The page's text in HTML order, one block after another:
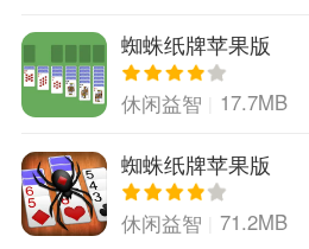
蜘蛛纸牌苹果版
休闲益智 17.7MB
蜘蛛纸牌苹果版
休闲益智 71.2MB